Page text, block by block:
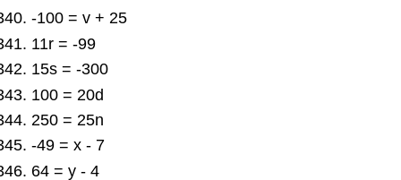
-100 = v + 25
11r = -99
15s = -300
100 = 20d
250 = 25n
-49 = x - 7
64 = y - 4